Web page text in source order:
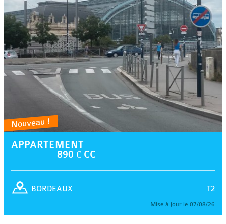
Nouveau !
APPARTEMENT
890 € CC
T2
BORDEAUX
Mise à jour le 07/08/26